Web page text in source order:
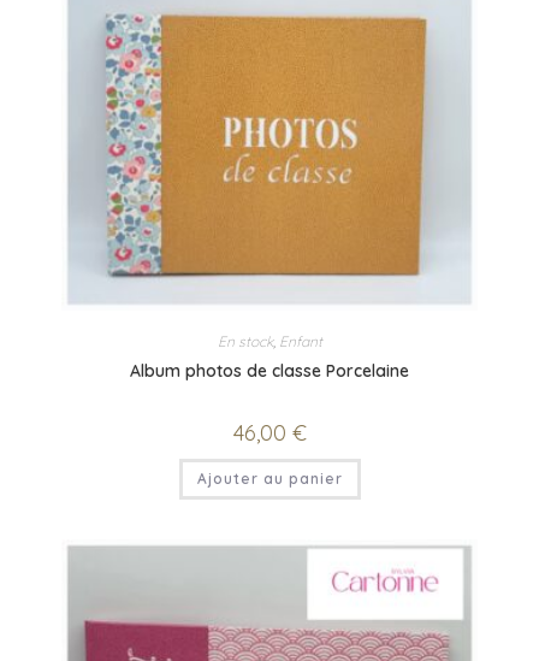
En stock, Enfant
Album photos de classe Porcelaine
46,00 €
Ajouter au panier